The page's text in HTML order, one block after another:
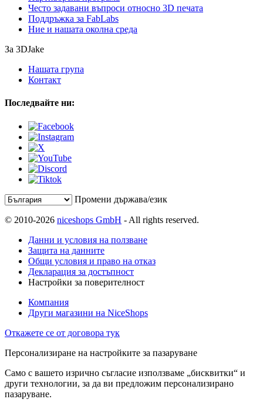
Често задавани въпроси относно 3D печата
Поддръжка за FabLabs
Ние и нашата околна среда
За 3DJake
Нашата група
Контакт
Последвайте ни:
Промени държава/език
© 2010-2026 niceshops GmbH - All rights reserved.
Данни и условия на ползване
Защита на данните
Общи условия и право на отказ
Декларация за достъпност
Настройки за поверителност
Компания
Други магазини на NiceShops
Откажете се от договора тук
Персонализиране на настройките за пазаруване
Само с вашето изрично съгласие използваме „бисквитки“ и
други технологии, за да ви предложим персонализирано
пазаруване.